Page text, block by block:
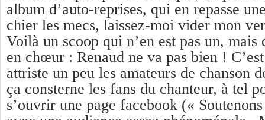
album d’auto-reprises, qui en repasse
chier les mecs, laissez-moi vider mon
Voilà un scoop qui n’en est pas un, mais
en chœur : Renaud ne va pas bien !
attriste un peu les amateurs de chanson
ça consterne les fans du chanteur, à tel
s’ouvrir une page facebook («